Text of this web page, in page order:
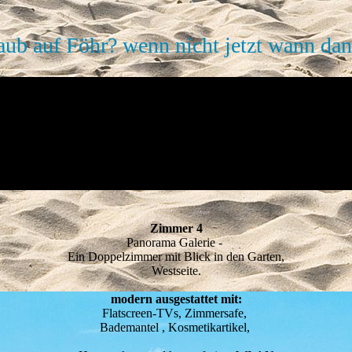
auf Föhr? wenn nicht jetzt wann
Zimmer 4
Panorama Galerie -
Ein Doppelzimmer mit Blick in den Garten,
Westseite.
modern ausgestattet mit:
Flatscreen-TVs, Zimmersafe,
Bademantel , Kosmetikartikel,